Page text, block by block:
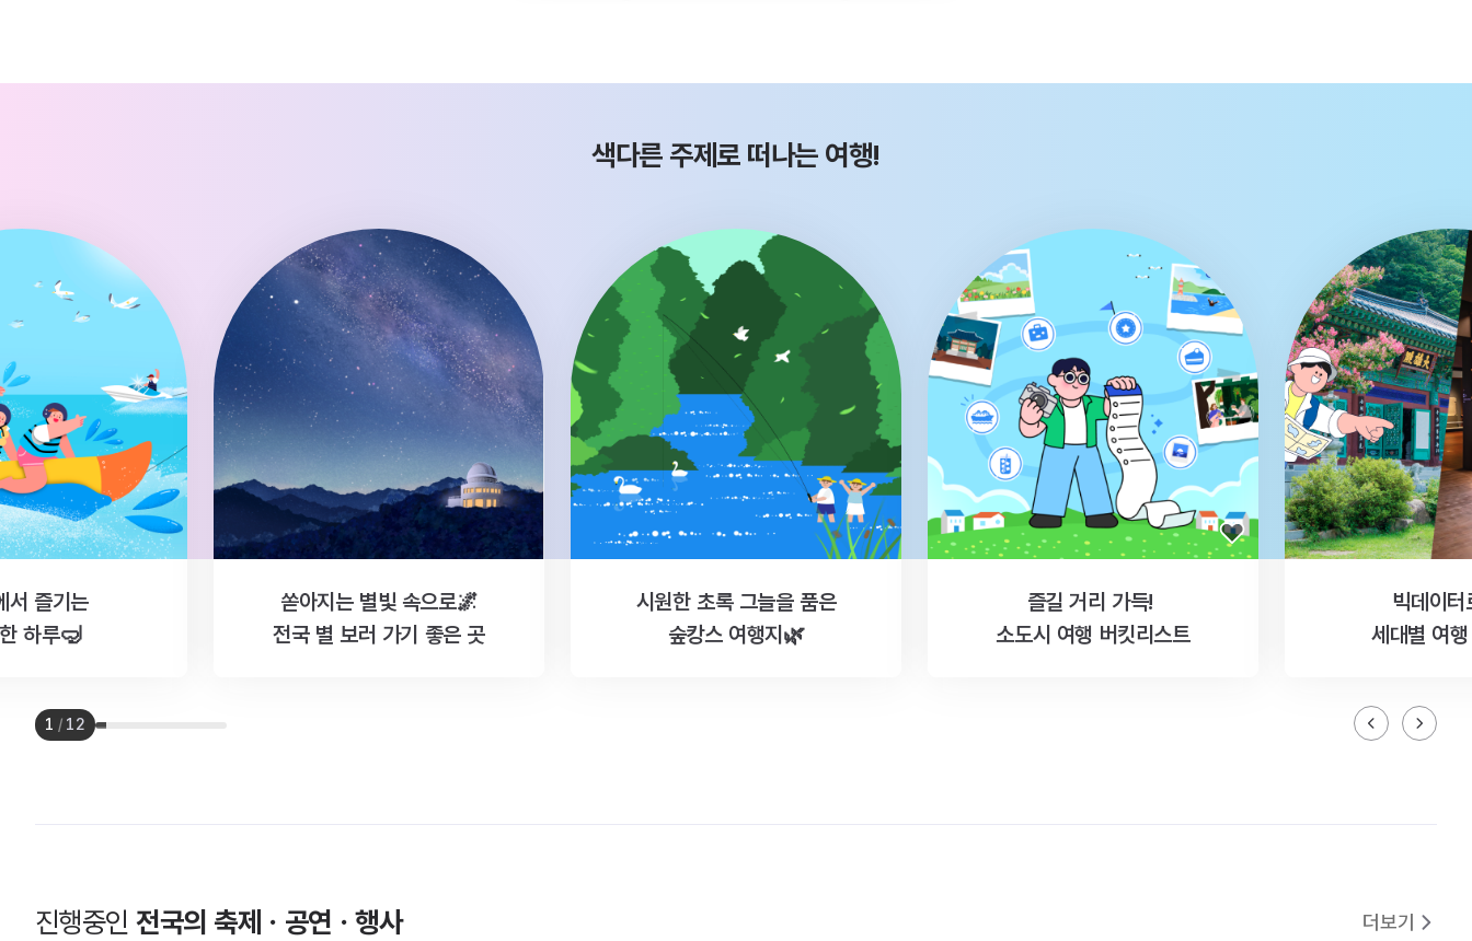
색다른 주제로 떠나는 여행!
서 즐기는
하루🤿
쏟아지는 별빛 속으로🌌
전국 별 보러 가기 좋은 곳
시원한 초록 그늘을 품은
숲캉스 여행지🌿
즐길 거리 가득!
소도시 여행 버킷리스트
빅데이터
세대별 여
1 / 12
진행중인전국의 축제ㆍ공연ㆍ행사 더보기